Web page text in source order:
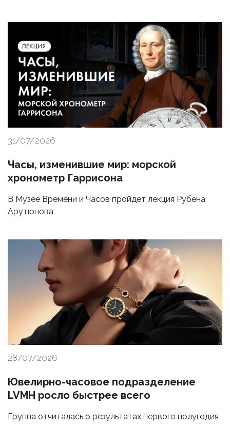
31/07/2026
Часы, изменившие мир: морской
хронометр Гаррисона
В Музее Времени и Часов пройдет лекция Рубена
Арутюнова
28/07/2026
Ювелирно-часовое подразделение
LVMH росло быстрее всего
Группа отчиталась о результатах первого полугодия